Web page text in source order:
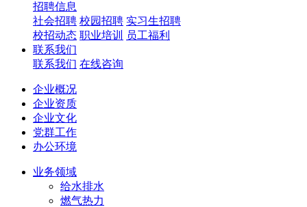
招聘信息
社会招聘 校园招聘 实习生招聘
校招动态 职业培训
员工福利
联系我们
联系我们 在线咨询
企业概况
企业资质
企业文化
党群工作
办公环境
业务领域
给水排水
燃气热力